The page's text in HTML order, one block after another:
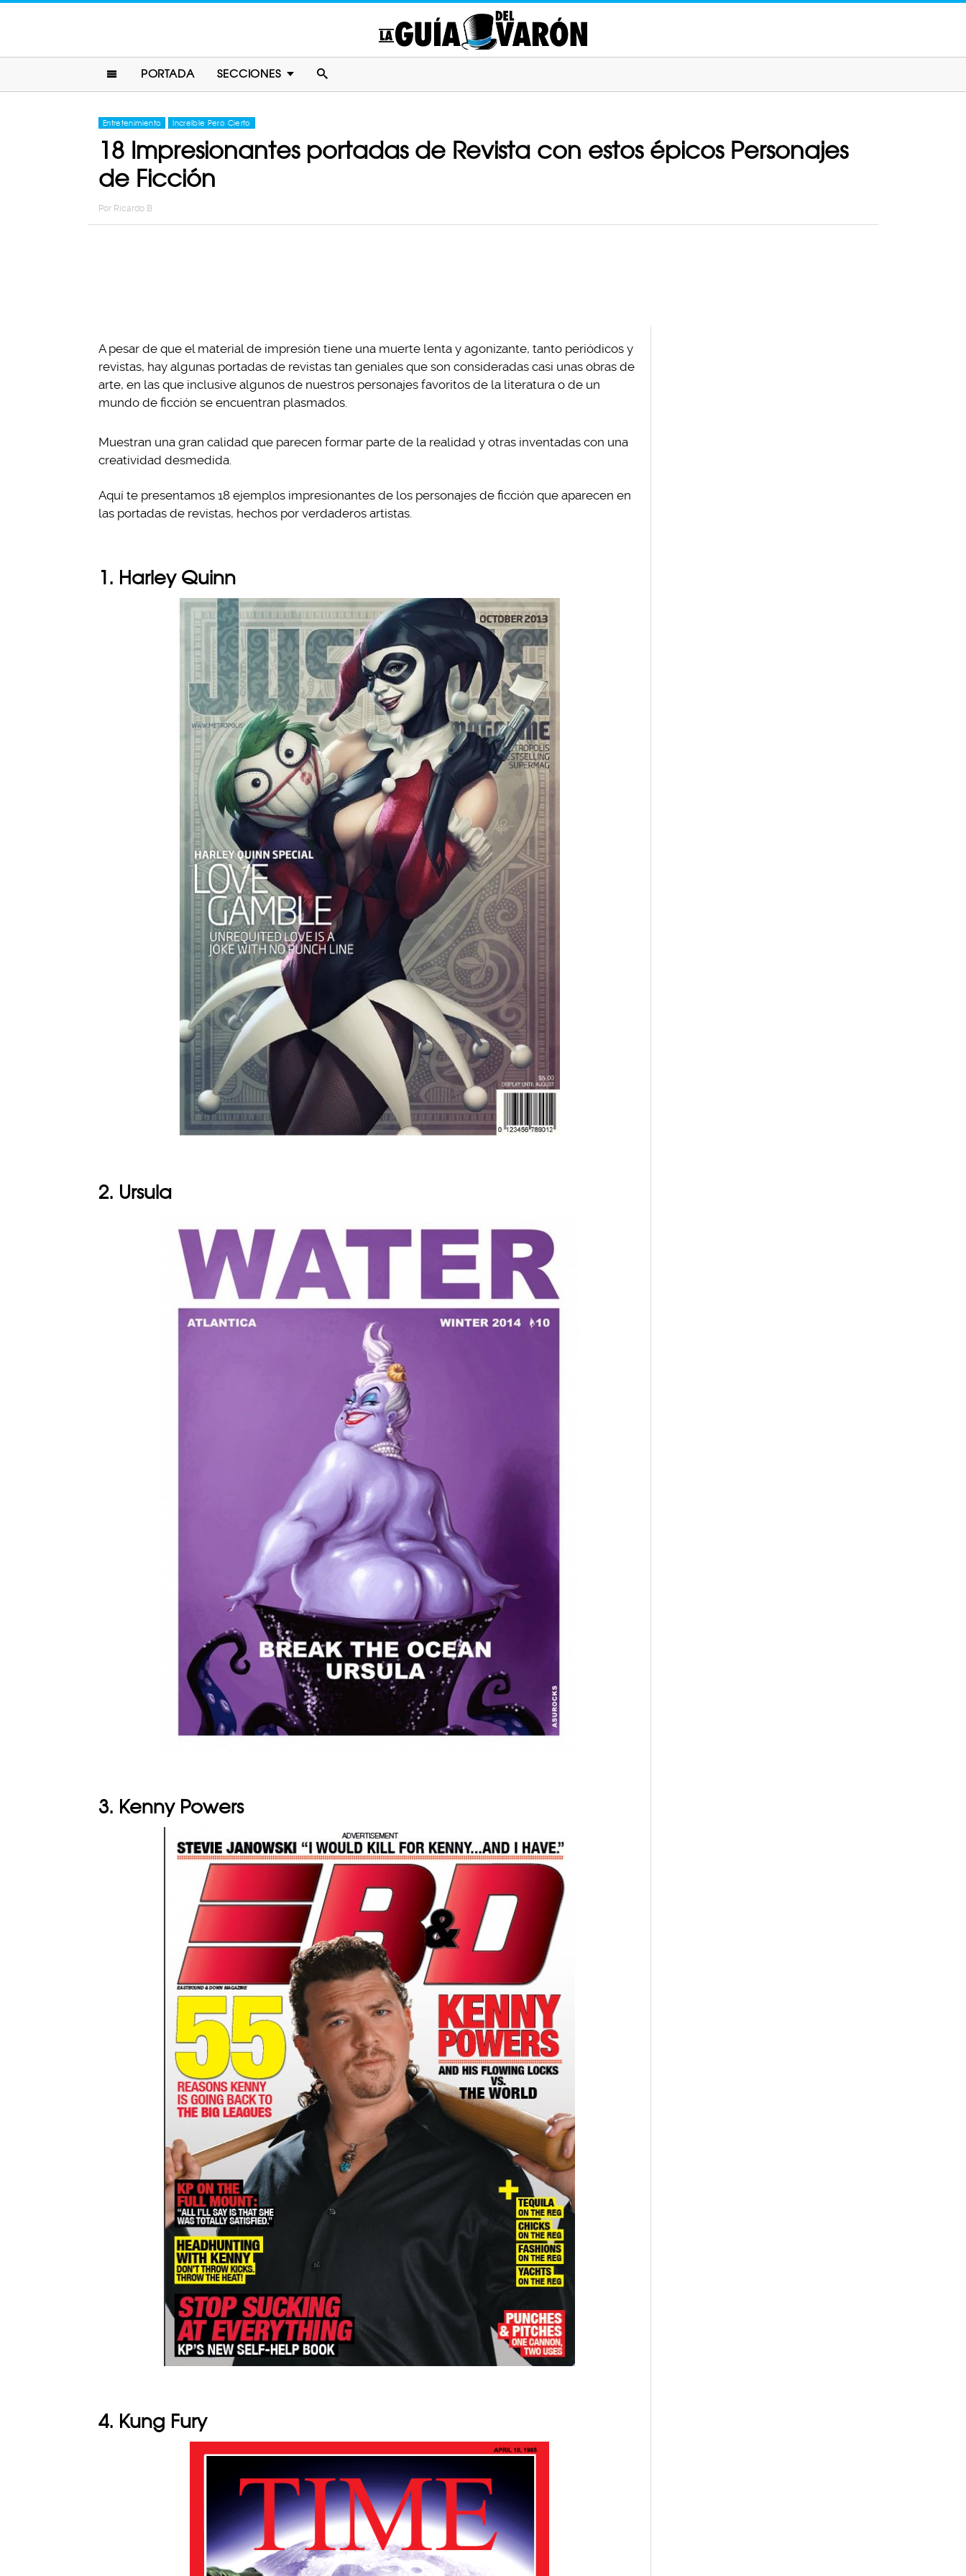
PORTADA SECCIONES
Entretenimiento Increíble Pero Cierto
18 Impresionantes portadas de Revista con estos épicos Personajes
de Ficción
Por Ricardo B
A pesar de que el material de impresión tiene una muerte lenta y agonizante, tanto periódicos y
revistas, hay algunas portadas de revistas tan geniales que son consideradas casi unas obras de
arte, en las que inclusive algunos de nuestros personajes favoritos de la literatura o de un
mundo de ficción se encuentran plasmados.
Muestran una gran calidad que parecen formar parte de la realidad y otras inventadas con una
creatividad desmedida.
Aquí te presentamos 18 ejemplos impresionantes de los personajes de ficción que aparecen en
las portadas de revistas, hechos por verdaderos artistas.
1. Harley Quinn
2. Ursula
3. Kenny Powers
4. Kung Fury